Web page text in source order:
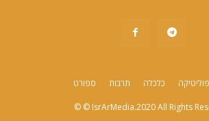
ספורט תרבות כלכלה פוליטיקה
© © IsrArMedia.2020 All Rights